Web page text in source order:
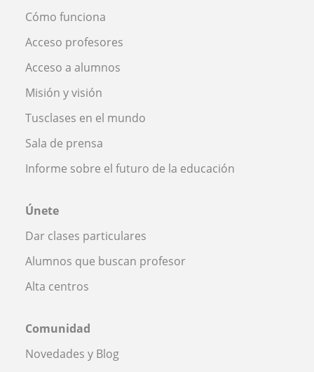
Cómo funciona
Acceso profesores
Acceso a alumnos
Misión y visión
Tusclases en el mundo
Sala de prensa
Informe sobre el futuro de la educación
Únete
Dar clases particulares
Alumnos que buscan profesor
Alta centros
Comunidad
Novedades y Blog